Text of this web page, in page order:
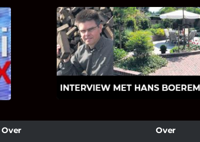
INTERVIEW MET HANS
BOEREMA
Hoe Bricks and Stones ontstaan is en
wat Hans Boerema motiveert in de
wereld van klinkers en tegels!
Over Over